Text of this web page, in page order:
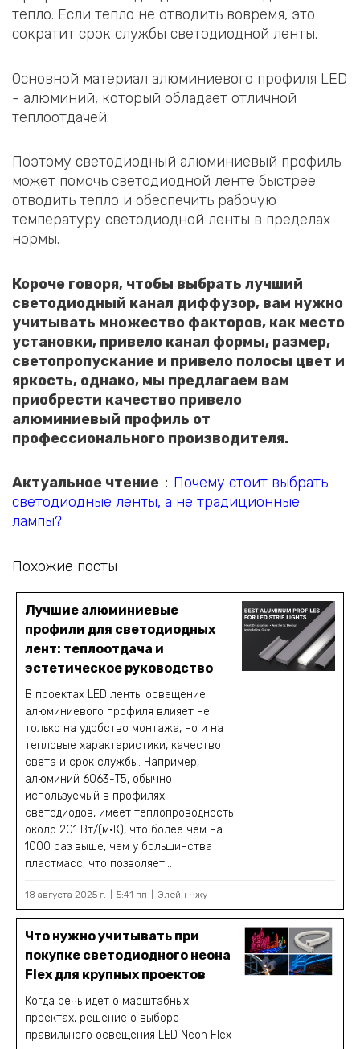
тепло. Если тепло не отводить вовремя, это
сократит срок службы светодиодной ленты.
Основной материал алюминиевого профиля LED
- алюминий, который обладает отличной
теплоотдачей.
Поэтому светодиодный алюминиевый профиль
может помочь светодиодной ленте быстрее
отводить тепло и обеспечить рабочую
температуру светодиодной ленты в пределах
нормы.
Короче говоря, чтобы выбрать лучший
светодиодный канал диффузор, вам нужно
учитывать множество факторов, как место
установки, привело канал формы, размер,
светопропускание и привело полосы цвет и
яркость, однако, мы предлагаем вам
приобрести качество привело
алюминиевый профиль от
профессионального производителя.
Актуальное чтение ： Почему стоит выбрать
светодиодные ленты, а не традиционные
лампы?
Похожие посты
Лучшие алюминиевые
профили для светодиодных
лент: теплоотдача и
эстетическое руководство
В проектах LED ленты освещение
алюминиевого профиля влияет не
только на удобство монтажа, но и на
тепловые характеристики, качество
света и срок службы. Например,
алюминий 6063-T5, обычно
используемый в профилях
светодиодов, имеет теплопроводность
около 201 Вт/(м·К), что более чем на
1000 раз выше, чем у большинства
пластмасс, что позволяет...
18 августа 2025 г. 5:41 пп Элейн Чжу
Что нужно учитывать при
покупке светодиодного неона
Flex для крупных проектов
Когда речь идет о масштабных
проектах, решение о выборе
правильного освещения LED Neon Flex